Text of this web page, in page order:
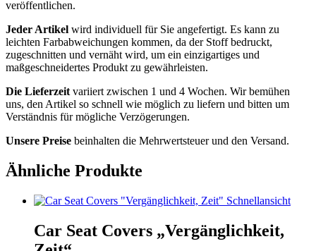
veröffentlichen.
Jeder Artikel wird individuell für Sie angefertigt. Es kann zu
leichten Farbabweichungen kommen, da der Stoff bedruckt,
zugeschnitten und vernäht wird, um ein einzigartiges und
maßgeschneidertes Produkt zu gewährleisten.
Die Lieferzeit variiert zwischen 1 und 4 Wochen. Wir bemühen
uns, den Artikel so schnell wie möglich zu liefern und bitten um
Verständnis für mögliche Verzögerungen.
Unsere Preise beinhalten die Mehrwertsteuer und den Versand.
Ähnliche Produkte
Schnellansicht
Car Seat Covers „Vergänglichkeit,